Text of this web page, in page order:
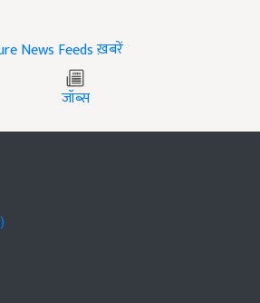
ख़बरें
जॉब्स